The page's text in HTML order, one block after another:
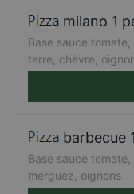
milano 1
Base sauce
terre, chèvre,
barbecue
Base sauce
merguez, oignons